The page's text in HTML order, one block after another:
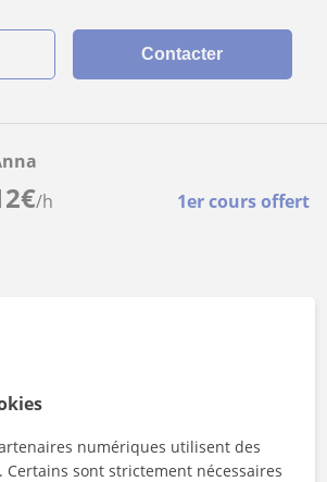
Contacter
€/h 1er cours offert
aide en français. Je peux également
désireu...
numériques utilisent des
Certains sont strictement nécessaires